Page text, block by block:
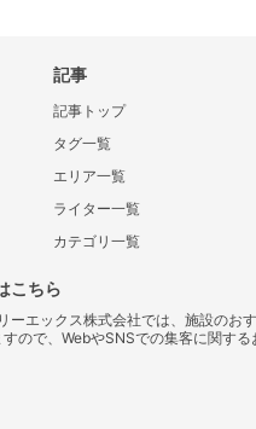
記事
記事トップ
タグ一覧
エリア一覧
ライター一覧
カテゴリ一覧
こちら
ーエックス株式会社では、施設の
ので、WebやSNSでの集客に関する